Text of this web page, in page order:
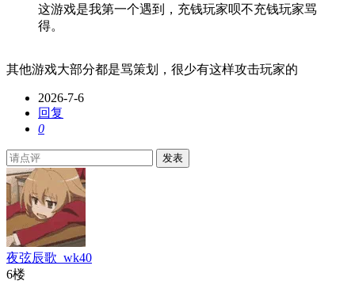
这游戏是我第一个遇到，充钱玩家呗不充钱玩家骂
得。
其他游戏大部分都是骂策划，很少有这样攻击玩家的
2026-7-6
回复
0
发表
夜弦辰歌_wk40
6楼